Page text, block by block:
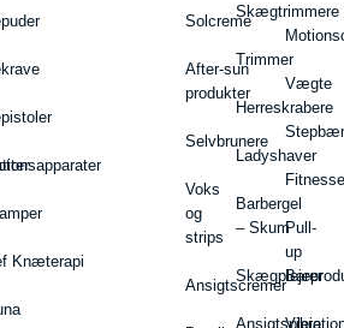
Knæterapi
Solcreme
After-sun
produkter
Selvbrunere
Voks
og
strips
Ansigtscremer
Skægtrimmere
Trimmer
Herreskrabere
Ladyshaver
Barbergel
– Skum
Ansigtspleje
Vægte
Pull-
up
Barer